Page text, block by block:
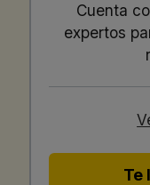
Cuenta
expertos
Te